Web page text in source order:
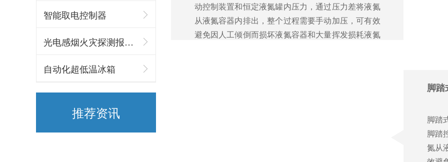
动控制装置和恒定液氮罐内压力，通过压力差将液氮
从液氮容器内排出，整个过程需要手动加压，可有效
避免因人工倾倒而损坏液氮容器和大量挥发损耗液氮
脚踏
脚踏
脚踏
氮从
智能取电控制器
光电感烟火灾探测报警器
自动化超低温冰箱
推荐资讯